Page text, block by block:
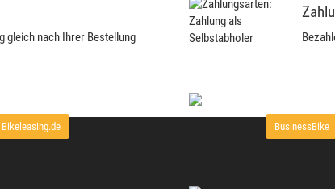
gleich nach Ihrer Bestellung
Bikeleasing.de BusinessBike